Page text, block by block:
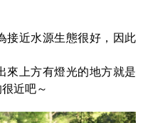
接近水源生態很好，因此
來上方有燈光的地方就是
近吧～